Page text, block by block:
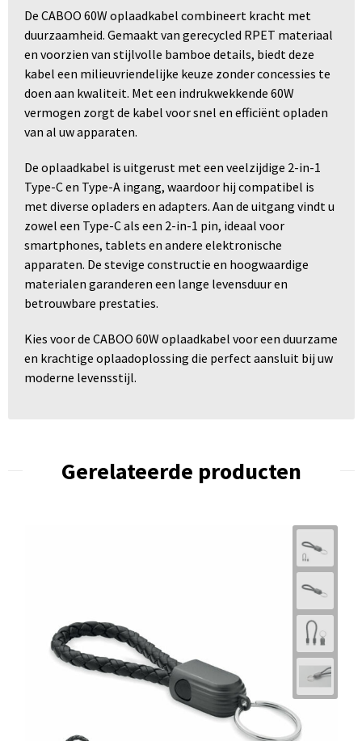
De CABOO 60W oplaadkabel combineert kracht met
duurzaamheid. Gemaakt van gerecycled RPET materiaal
en voorzien van stijlvolle bamboe details, biedt deze
kabel een milieuvriendelijke keuze zonder concessies te
doen aan kwaliteit. Met een indrukwekkende 60W
vermogen zorgt de kabel voor snel en efficiënt opladen
van al uw apparaten.
De oplaadkabel is uitgerust met een veelzijdige 2-in-1
Type-C en Type-A ingang, waardoor hij compatibel is
met diverse opladers en adapters. Aan de uitgang vindt u
zowel een Type-C als een 2-in-1 pin, ideaal voor
smartphones, tablets en andere elektronische
apparaten. De stevige constructie en hoogwaardige
materialen garanderen een lange levensduur en
betrouwbare prestaties.
Kies voor de CABOO 60W oplaadkabel voor een duurzame
en krachtige oplaadoplossing die perfect aansluit bij uw
moderne levensstijl.
Gerelateerde producten